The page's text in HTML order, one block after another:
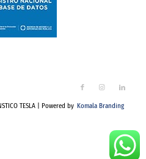
TESLA | Powered by Komala Branding